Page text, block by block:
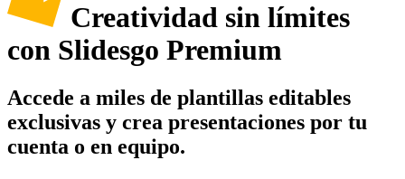
Creatividad sin límites
con Slidesgo Premium
Accede a miles de plantillas editables
exclusivas y crea presentaciones por tu
cuenta o en equipo.